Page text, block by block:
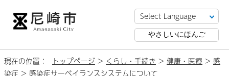
やさしいにほんご
現在の位置： トップページ > くらし・手続き > 健康・医療 > 感
染症 > 感染症サーベイランスシステムについて